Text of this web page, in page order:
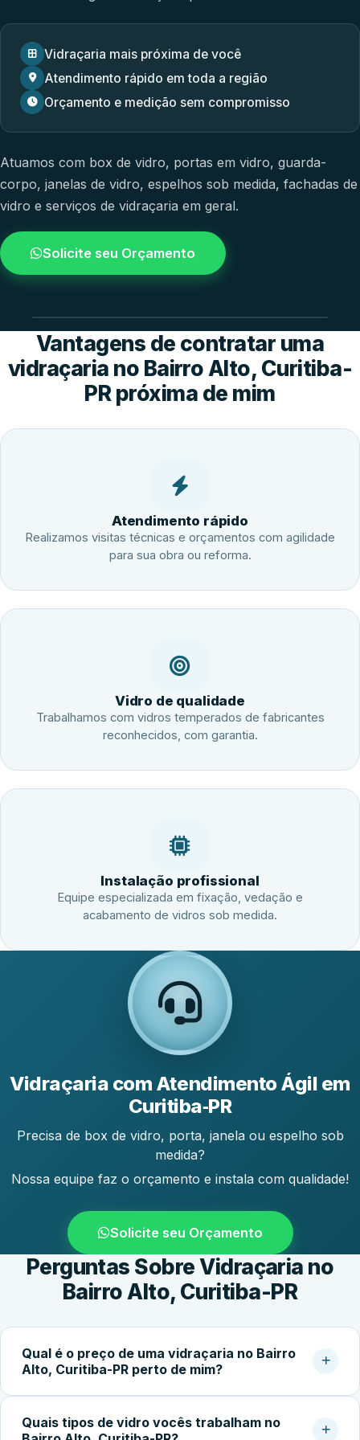
Vidraçaria mais próxima de você
Atendimento rápido em toda a região
Orçamento e medição sem compromisso
Atuamos com box de vidro, portas em vidro, guarda-
corpo, janelas de vidro, espelhos sob medida, fachadas de
vidro e serviços de vidraçaria em geral.
Solicite seu Orçamento
4.9 / 5.0
avaliacao dos clientes
Vantagens de contratar uma
vidraçaria no Bairro Alto, Curitiba-
PR próxima de mim
Atendimento rápido
Realizamos visitas técnicas e orçamentos com agilidade
para sua obra ou reforma.
Vidro de qualidade
Trabalhamos com vidros temperados de fabricantes
reconhecidos, com garantia.
Instalação profissional
Equipe especializada em fixação, vedação e
acabamento de vidros sob medida.
Vidraçaria com Atendimento Ágil em
Curitiba‑PR
Precisa de box de vidro, porta, janela ou espelho sob
medida?
Nossa equipe faz o orçamento e instala com qualidade!
Solicite seu Orçamento
Perguntas Sobre Vidraçaria no
Bairro Alto, Curitiba-PR
Qual é o preço de uma vidraçaria no Bairro
Alto, Curitiba-PR perto de mim?
dimensões, espessura, acessórios e complexidade da
Quais tipos de vidro vocês trabalham no